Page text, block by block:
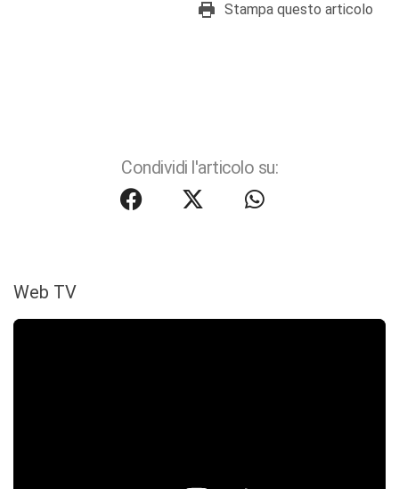
Stampa questo articolo
Condividi l'articolo su:
Web TV